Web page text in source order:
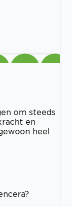
om steeds
en
heel